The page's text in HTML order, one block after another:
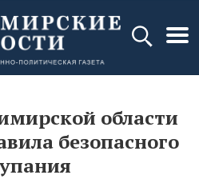
области
безопасного